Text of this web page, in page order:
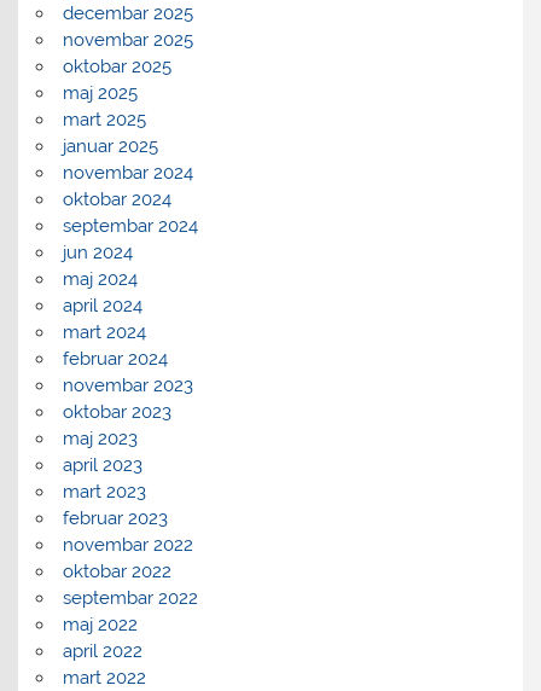
decembar 2025
novembar 2025
oktobar 2025
maj 2025
mart 2025
januar 2025
novembar 2024
oktobar 2024
septembar 2024
jun 2024
maj 2024
april 2024
mart 2024
februar 2024
novembar 2023
oktobar 2023
maj 2023
april 2023
mart 2023
februar 2023
novembar 2022
oktobar 2022
septembar 2022
maj 2022
april 2022
mart 2022